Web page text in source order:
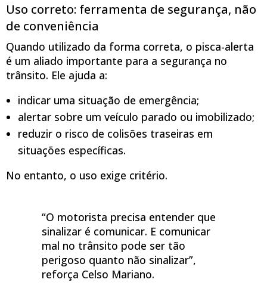
Uso correto: ferramenta de segurança, não
de conveniência
Quando utilizado da forma correta, o pisca-alerta
é um aliado importante para a segurança no
trânsito. Ele ajuda a:
indicar uma situação de emergência;
alertar sobre um veículo parado ou imobilizado;
reduzir o risco de colisões traseiras em
situações específicas.
No entanto, o uso exige critério.
“O motorista precisa entender que
sinalizar é comunicar. E comunicar
mal no trânsito pode ser tão
perigoso quanto não sinalizar”,
reforça Celso Mariano.